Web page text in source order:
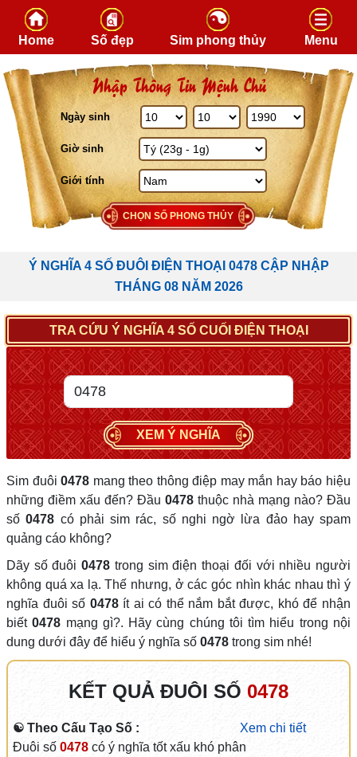
Skip to content
Home Số đẹp Sim phong thủy Menu
Nhập Thông Tin Mệnh Chủ
Ngày sinh
Giờ sinh
Giới tính
CHỌN SỐ PHONG THỦY
Ý NGHĨA 4 SỐ ĐUÔI ĐIỆN THOẠI 0478 CẬP NHẬP
THÁNG 08 NĂM 2026
TRA CỨU Ý NGHĨA 4 SỐ CUỐI ĐIỆN THOẠI
XEM Ý NGHĨA
Sim đuôi0478 mang theo thông điệp may mắn hay báo hiệu
những điềm xấu đến? Đầu 0478 thuộc nhà mạng nào? Đầu
số0478 có phải sim rác, số nghi ngờ lừa đảo hay spam
quảng cáo không?
Dãy số đuôi0478 trong sim điện thoại đối với nhiều người
không quá xa lạ. Thế nhưng, ở các góc nhìn khác nhau thì ý
nghĩa đuôi số 0478ít ai có thể nắm bắt được, khó để nhận
biết0478 mạng gì?. Hãy cùng chúng tôi tìm hiểu trong nội
dung dưới đây để hiểu ý nghĩa số 0478 trong sim nhé!
KẾT QUẢ ĐUÔI SỐ 0478
☯ Theo Cấu Tạo Số :
Xem chi tiết
Đuôi số 0478có ý nghĩa tốt xấu khó phân